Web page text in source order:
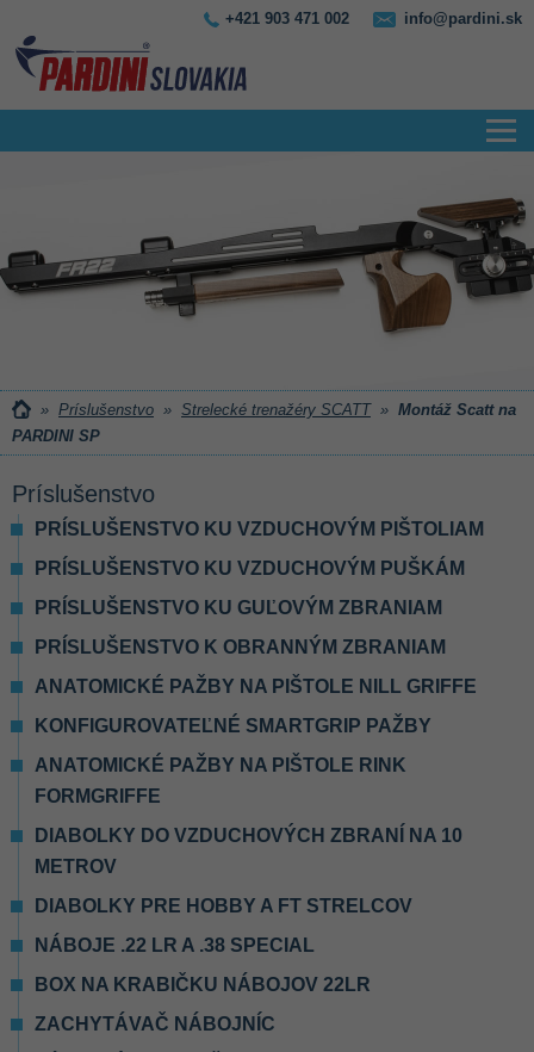
+421 903 471 002 info@pardini.sk
» Príslušenstvo » Strelecké trenažéry SCATT» Montáž Scatt na
PARDINI SP
Príslušenstvo
PRÍSLUŠENSTVO KU VZDUCHOVÝM PIŠTOLIAM
PRÍSLUŠENSTVO KU VZDUCHOVÝM PUŠKÁM
PRÍSLUŠENSTVO KU GUĽOVÝM ZBRANIAM
PRÍSLUŠENSTVO K OBRANNÝM ZBRANIAM
ANATOMICKÉ PAŽBY NA PIŠTOLE NILL GRIFFE
KONFIGUROVATEĽNÉ SMARTGRIP PAŽBY
ANATOMICKÉ PAŽBY NA PIŠTOLE RINK
FORMGRIFFE
DIABOLKY DO VZDUCHOVÝCH ZBRANÍ NA 10
METROV
DIABOLKY PRE HOBBY A FT STRELCOV
NÁBOJE .22 LR A .38 SPECIAL
BOX NA KRABIČKU NÁBOJOV 22LR
ZACHYTÁVAČ NÁBOJNÍC